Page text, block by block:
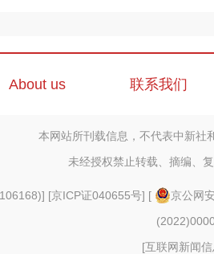
About us 联系我们
本网站所刊载信息，不代表中新社
未经授权禁止转载、摘编、
] [京ICP证040655号] [
京公网
[互联网新闻